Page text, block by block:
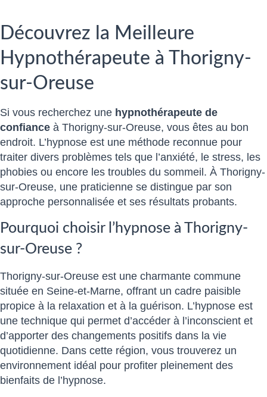
Découvrez la Meilleure
Hypnothérapeute à Thorigny-
sur-Oreuse
Si vous recherchez une hypnothérapeute de
confiance à Thorigny-sur-Oreuse, vous êtes au bon
endroit. L’hypnose est une méthode reconnue pour
traiter divers problèmes tels que l’anxiété, le stress, les
phobies ou encore les troubles du sommeil. À Thorigny-
sur-Oreuse, une praticienne se distingue par son
approche personnalisée et ses résultats probants.
Pourquoi choisir l’hypnose à Thorigny-
sur-Oreuse ?
Thorigny-sur-Oreuse est une charmante commune
située en Seine-et-Marne, offrant un cadre paisible
propice à la relaxation et à la guérison. L’hypnose est
une technique qui permet d’accéder à l’inconscient et
d’apporter des changements positifs dans la vie
quotidienne. Dans cette région, vous trouverez un
environnement idéal pour profiter pleinement des
bienfaits de l’hypnose.